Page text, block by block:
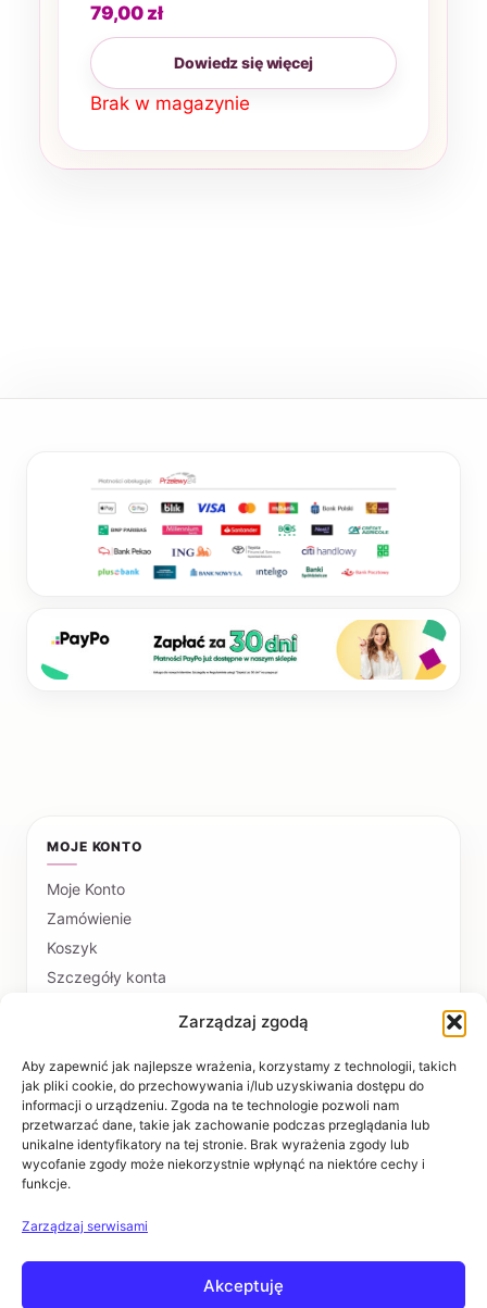
Zarządzaj zgodą
Aby zapewnić jak najlepsze wrażenia, korzystamy z technologii, takich
jak pliki cookie, do przechowywania i/lub uzyskiwania dostępu do
informacji o urządzeniu. Zgoda na te technologie pozwoli nam
przetwarzać dane, takie jak zachowanie podczas przeglądania lub
unikalne identyfikatory na tej stronie. Brak wyrażenia zgody lub
wycofanie zgody może niekorzystnie wpłynąć na niektóre cechy i
funkcje.
Zarządzaj serwisami
Akceptuję
79,00 zł
Dowiedz się więcej
Brak w magazynie
MOJE KONTO
Moje Konto
Zamówienie
Koszyk
Szczegóły konta
PŁATNOŚCI I DOSTAWA
Formy płatności
Czas realizacji i koszty dostawy
INFORMACJE
Regulaminy